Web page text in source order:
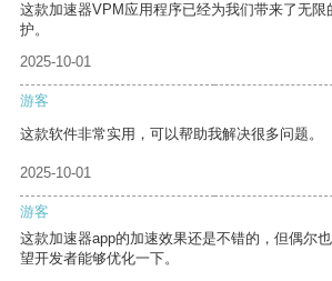
这款加速器VPM应用程序已经为我们带来了无限
护。
2025-10-01
游客
这款软件非常实用，可以帮助我解决很多问题。
2025-10-01
游客
这款加速器app的加速效果还是不错的，但偶尔
望开发者能够优化一下。